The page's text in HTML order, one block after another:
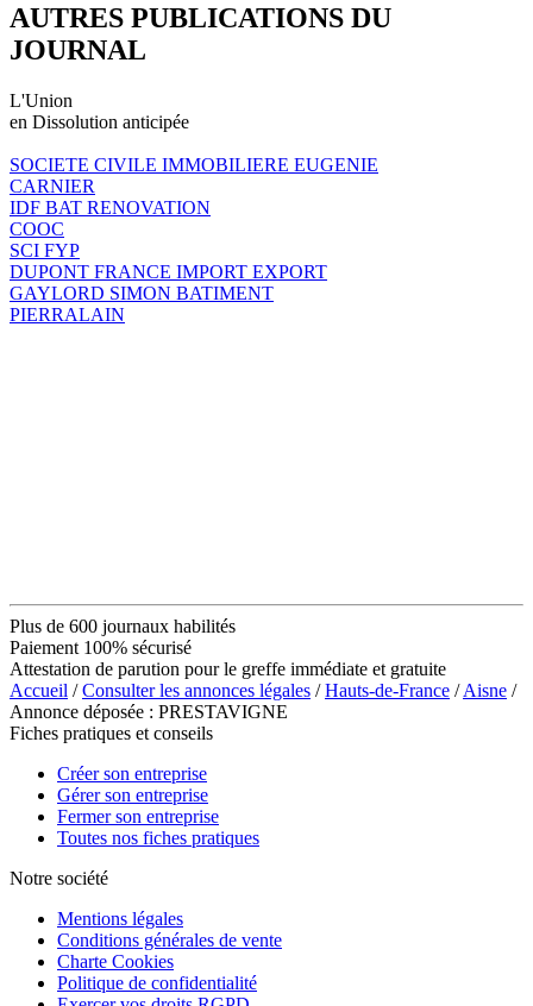
AUTRES PUBLICATIONS DU
JOURNAL
L'Union
en Dissolution anticipée
SOCIETE CIVILE IMMOBILIERE EUGENIE
CARNIER
IDF BAT RENOVATION
COOC
SCI FYP
DUPONT FRANCE IMPORT EXPORT
GAYLORD SIMON BATIMENT
PIERRALAIN
Plus de 600 journaux habilités
Paiement 100% sécurisé
Attestation de parution pour le greffe immédiate et gratuite
Accueil /Consulter les annonces légales /Hauts-de-France /Aisne /
Annonce déposée : PRESTAVIGNE
Fiches pratiques et conseils
Créer son entreprise
Gérer son entreprise
Fermer son entreprise
Toutes nos fiches pratiques
Notre société
Mentions légales
Conditions générales de vente
Charte Cookies
Politique de confidentialité